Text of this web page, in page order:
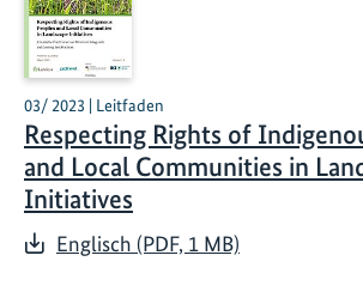
03/ 2023 | Leitfaden
Respecting Rights of
and Local Communities in
Initiatives
Englisch (PDF, 1 MB)